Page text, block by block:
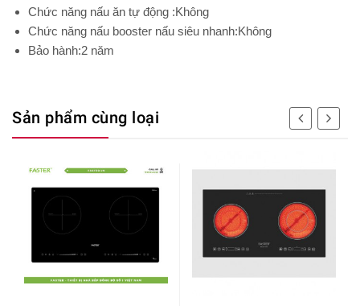
Chức năng nấu ăn tự động :Không
Chức năng nấu booster nấu siêu nhanh:Không
Bảo hành:2 năm
Sản phẩm cùng loại